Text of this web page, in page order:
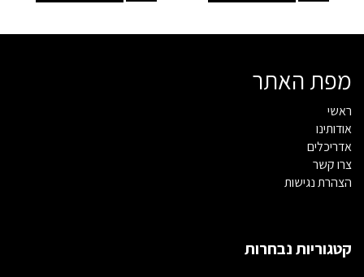
מפת האתר
ראשי
אודותינו
אדריכלים
צרו קשר
הצהרת נגישות
קטגוריות נבחרות